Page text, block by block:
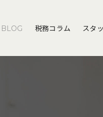
税務コラム スタ